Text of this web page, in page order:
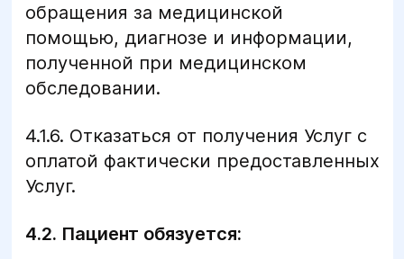
обращения за медицинской
помощью, диагнозе и информации,
полученной при медицинском
обследовании.
4.1.6. Отказаться от получения Услуг с
оплатой фактически предоставленных
Услуг.
4.2. Пациент обязуется: